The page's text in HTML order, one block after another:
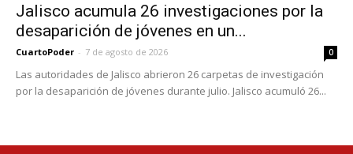
Jalisco acumula 26 investigaciones por la
desaparición de jóvenes en un...
CuartoPoder - 7 de agosto de 2026 0
Las autoridades de Jalisco abrieron 26 carpetas de investigación
por la desaparición de jóvenes durante julio. Jalisco acumuló 26...